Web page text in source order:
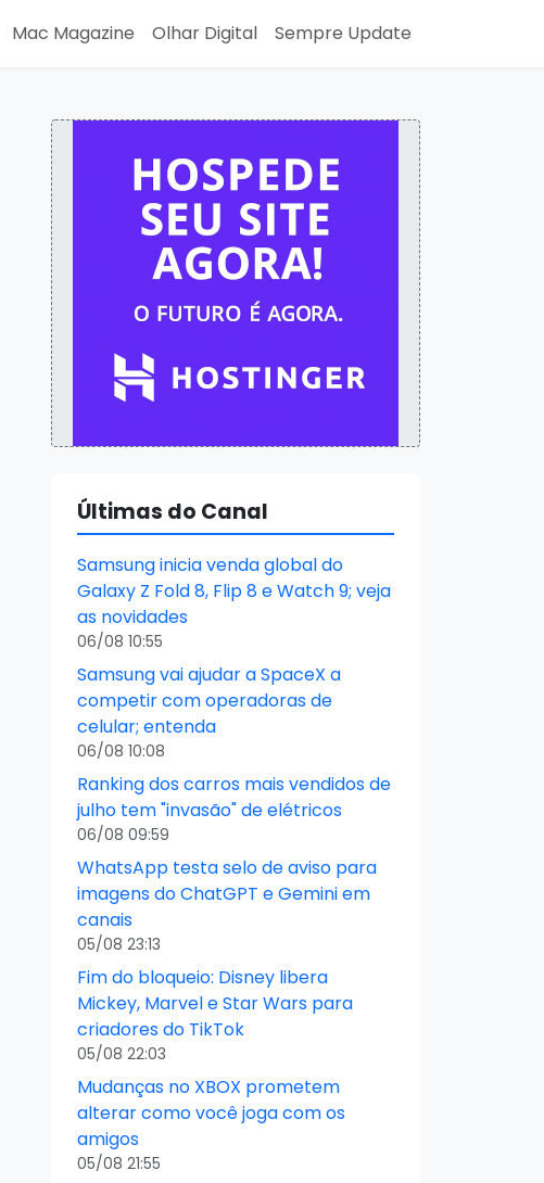
Mac Magazine Olhar Digital Sempre Update
Últimas do Canal
Samsung inicia venda global do
Galaxy Z Fold 8, Flip 8 e Watch 9; veja
as novidades
06/08 10:55
Samsung vai ajudar a SpaceX a
competir com operadoras de
celular; entenda
06/08 10:08
Ranking dos carros mais vendidos de
julho tem "invasão" de elétricos
06/08 09:59
WhatsApp testa selo de aviso para
imagens do ChatGPT e Gemini em
canais
05/08 23:13
Fim do bloqueio: Disney libera
Mickey, Marvel e Star Wars para
criadores do TikTok
05/08 22:03
Mudanças no XBOX prometem
alterar como você joga com os
amigos
05/08 21:55